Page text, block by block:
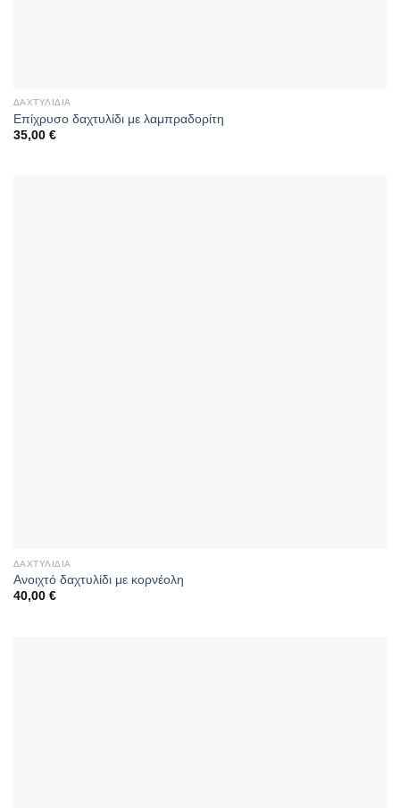
ΔΑΧΤΥΛΊΔΙΑ
Επίχρυσο δαχτυλίδι με λαμπραδορίτη
35,00 €
ΔΑΧΤΥΛΊΔΙΑ
Ανοιχτό δαχτυλίδι με κορνέολη
40,00 €